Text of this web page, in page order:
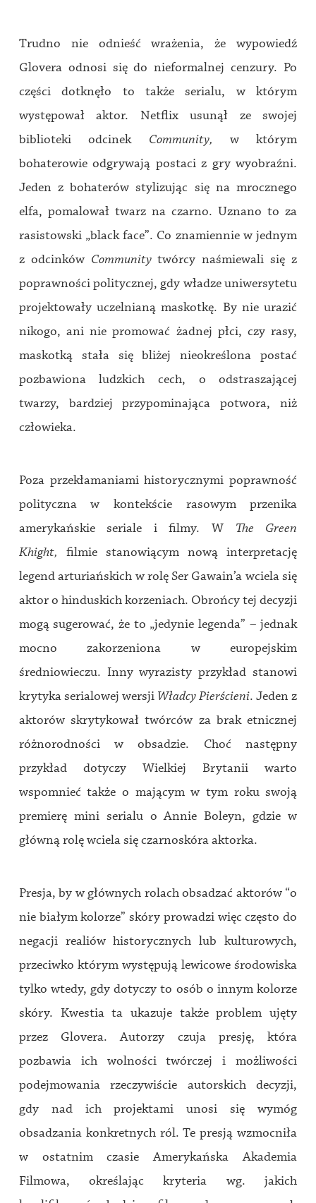
Trudno nie odnieść wrażenia, że wypowiedź
Glovera odnosi się do nieformalnej cenzury. Po
części dotknęło to także serialu, w którym
występował aktor. Netflix usunął ze swojej
biblioteki odcinek Community, w którym
bohaterowie odgrywają postaci z gry wyobraźni.
Jeden z bohaterów stylizując się na mrocznego
elfa, pomalował twarz na czarno. Uznano to za
rasistowski „black face”. Co znamiennie w jednym
z odcinków Communitytwórcy naśmiewali się z
poprawności politycznej, gdy władze uniwersytetu
projektowały uczelnianą maskotkę. By nie urazić
nikogo, ani nie promować żadnej płci, czy rasy,
maskotką stała się bliżej nieokreślona postać
pozbawiona ludzkich cech, o odstraszającej
twarzy, bardziej przypominająca potwora, niż
człowieka.
Poza przekłamaniami historycznymi poprawność
polityczna w kontekście rasowym przenika
amerykańskie seriale i filmy. W The Green
Khight, filmie stanowiącym nową interpretację
legend arturiańskich w rolę Ser Gawain’a wciela się
aktor o hinduskich korzeniach. Obrońcy tej decyzji
mogą sugerować, że to „jedynie legenda” – jednak
mocno zakorzeniona w europejskim
średniowieczu. Inny wyrazisty przykład stanowi
krytyka serialowej wersji Władcy Pierścieni. Jeden z
aktorów skrytykował twórców za brak etnicznej
różnorodności w obsadzie. Choć następny
przykład dotyczy Wielkiej Brytanii warto
wspomnieć także o mającym w tym roku swoją
premierę mini serialu o Annie Boleyn, gdzie w
główną rolę wciela się czarnoskóra aktorka.
Presja, by w głównych rolach obsadzać aktorów “o
nie białym kolorze” skóry prowadzi więc często do
negacji realiów historycznych lub kulturowych,
przeciwko którym występują lewicowe środowiska
tylko wtedy, gdy dotyczy to osób o innym kolorze
skóry. Kwestia ta ukazuje także problem ujęty
przez Glovera. Autorzy czuja presję, która
pozbawia ich wolności twórczej i możliwości
podejmowania rzeczywiście autorskich decyzji,
gdy nad ich projektami unosi się wymóg
obsadzania konkretnych ról. Te presją wzmocniła
w ostatnim czasie Amerykańska Akademia
Filmowa, określając kryteria wg. jakich